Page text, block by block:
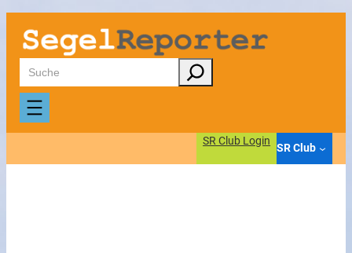
Suchen
SR Club Login
SR Club